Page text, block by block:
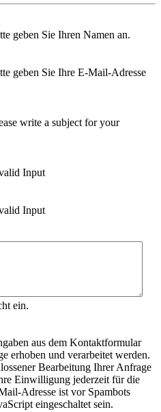
geben Sie Ihren Namen an.
geben Sie Ihre E-Mail-Adresse
write a subject for your
Input
Input
ein.
aus dem Kontaktformular
erhoben und verarbeitet werden.
Bearbeitung Ihrer Anfrage
Einwilligung jederzeit für die
Adresse ist vor Spambots
eingeschaltet sein.